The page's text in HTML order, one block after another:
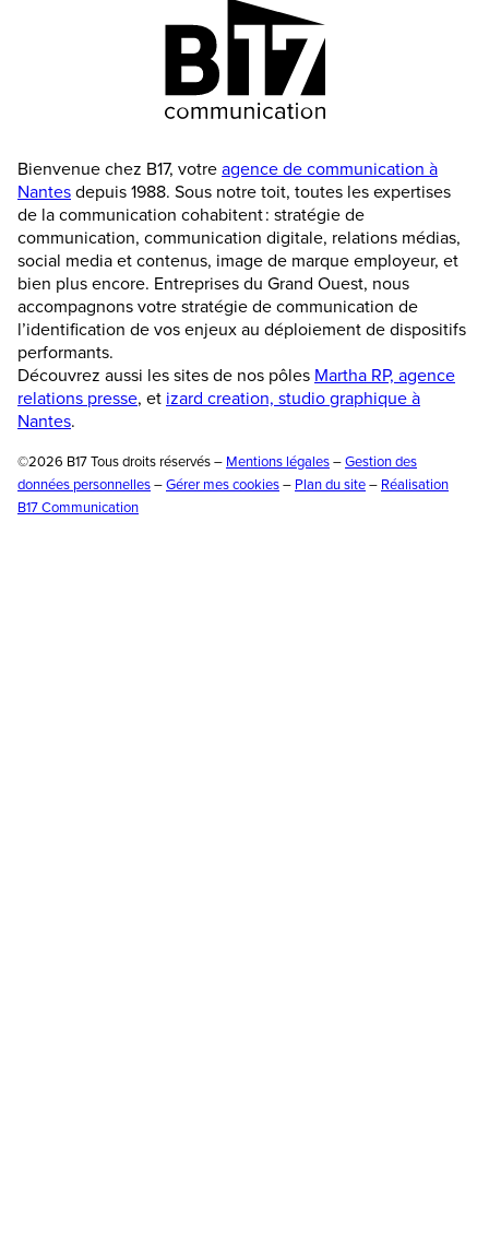
Bienvenue chez B17, votreagence de communication à
Nantesdepuis 1988. Sous notre toit, toutes les expertises
de la communication cohabitent : stratégie de
communication, communication digitale, relations médias,
social media et contenus, image de marque employeur, et
bien plus encore. Entreprises du Grand Ouest, nous
accompagnons votre stratégie de communication de
l’identification de vos enjeux au déploiement de dispositifs
performants.
Découvrez aussi les sites de nos pôles Martha RP, agence
relations presse, et izard creation, studio graphique à
Nantes.
©2026 B17 Tous droits réservés – Mentions légales–Gestion des
données personnelles–Gérer mes cookies– Plan du site– Réalisation
B17 Communication